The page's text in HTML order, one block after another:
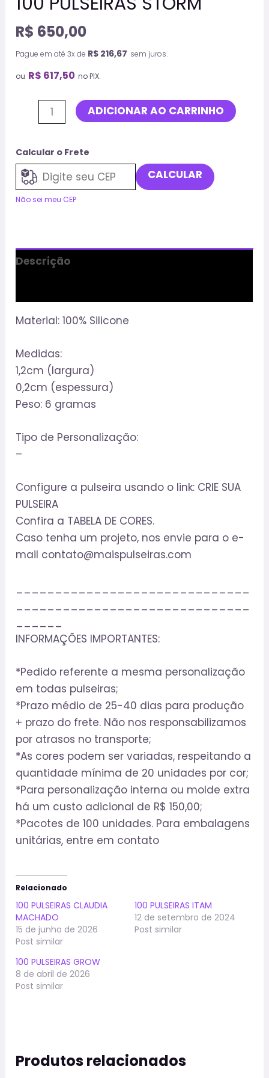
R$ 650,00
Pague em até 3x de R$ 216,67 sem juros.
ou R$ 617,50 no PIX.
ADICIONAR AO CARRINHO
Calcular o Frete
CALCULAR
Não sei meu CEP
Descrição
Material: 100% Silicone
Medidas:
1,2cm (largura)
0,2cm (espessura)
Peso: 6 gramas
Tipo de Personalização:
–
Configure a pulseira usando o link: CRIE SUA
PULSEIRA
Confira a TABELA DE CORES.
Caso tenha um projeto, nos envie para o e-
mail contato@maispulseiras.com
INFORMAÇÕES IMPORTANTES:
*Pedido referente a mesma personalização
em todas pulseiras;
*Prazo médio de 25-40 dias para produção
+ prazo do frete. Não nos responsabilizamos
por atrasos no transporte;
*As cores podem ser variadas, respeitando a
quantidade mínima de 20 unidades por cor;
*Para personalização interna ou molde extra
há um custo adicional de R$ 150,00;
*Pacotes de 100 unidades. Para embalagens
unitárias, entre em contato
Relacionado
100 PULSEIRAS CLAUDIA
MACHADO
15 de junho de 2026
Post similar
100 PULSEIRAS ITAM
12 de setembro de 2024
Post similar
100 PULSEIRAS GROW
8 de abril de 2026
Post similar
Produtos relacionados